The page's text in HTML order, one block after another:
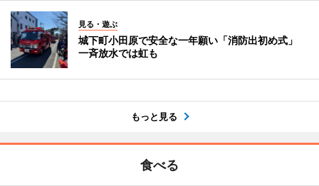
見る・遊ぶ
城下町小田原で安全な一年願い「消防出初め式」
一斉放水では虹も
もっと見る
食べる